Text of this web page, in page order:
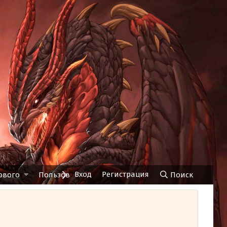
Пользователи Чат
Вход Регистрация Поиск